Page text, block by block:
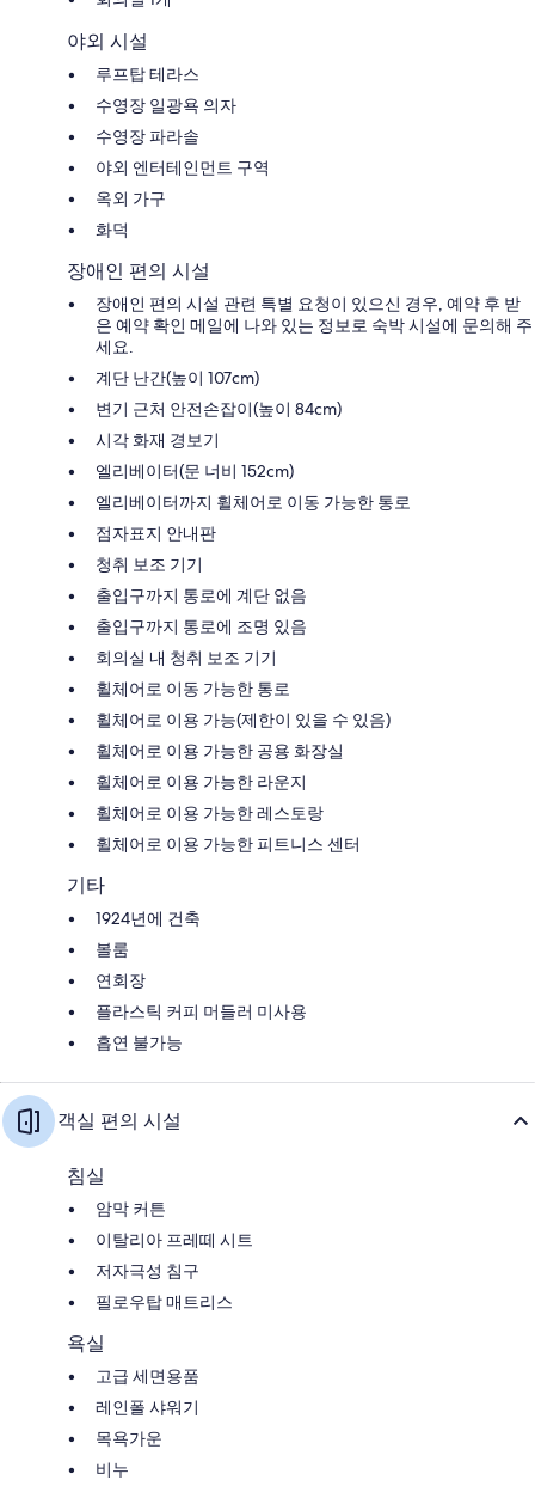
야외 시설
루프탑 테라스
수영장 일광욕 의자
수영장 파라솔
야외 엔터테인먼트 구역
옥외 가구
화덕
장애인 편의 시설
장애인 편의 시설 관련 특별 요청이 있으신 경우, 예약 후 받
은 예약 확인 메일에 나와 있는 정보로 숙박 시설에 문의해 주
세요.
계단 난간(높이 107cm)
변기 근처 안전손잡이(높이 84cm)
시각 화재 경보기
엘리베이터(문 너비 152cm)
엘리베이터까지 휠체어로 이동 가능한 통로
점자표지 안내판
청취 보조 기기
출입구까지 통로에 계단 없음
출입구까지 통로에 조명 있음
회의실 내 청취 보조 기기
휠체어로 이동 가능한 통로
휠체어로 이용 가능(제한이 있을 수 있음)
휠체어로 이용 가능한 공용 화장실
휠체어로 이용 가능한 라운지
휠체어로 이용 가능한 레스토랑
휠체어로 이용 가능한 피트니스 센터
기타
1924년에 건축
볼룸
연회장
플라스틱 커피 머들러 미사용
흡연 불가능
객실 편의 시설
침실
암막 커튼
이탈리아 프레떼 시트
저자극성 침구
필로우탑 매트리스
욕실
고급 세면용품
레인폴 샤워기
목욕가운
비누